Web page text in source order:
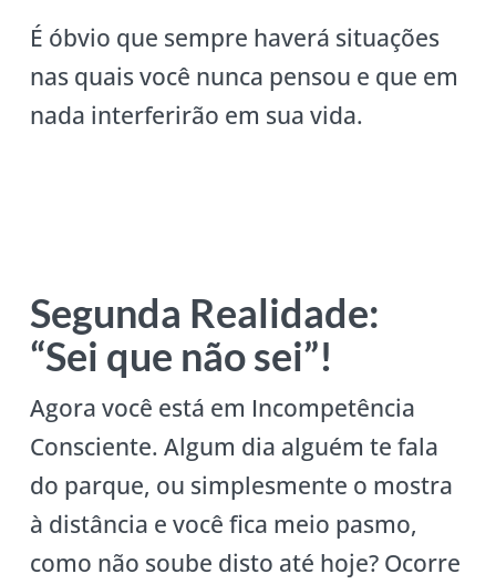
É óbvio que sempre haverá situações
nas quais você nunca pensou e que em
nada interferirão em sua vida.
Segunda Realidade:
“Sei que não sei”!
Agora você está em Incompetência
Consciente. Algum dia alguém te fala
do parque, ou simplesmente o mostra
à distância e você fica meio pasmo,
como não soube disto até hoje? Ocorre